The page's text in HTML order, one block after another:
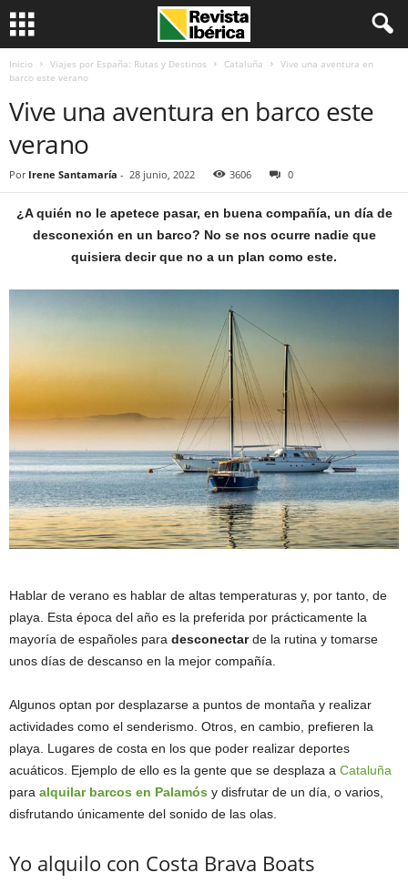
Inicio Viajes por España: Rutas y Destinos Cataluña
Vive una aventura en
barco este verano
Vive una aventura en barco este
verano
Por Irene Santamaría - 28 junio, 2022 3606 0
¿A quién no le apetece pasar, en buena compañía, un día de
desconexión en un barco? No se nos ocurre nadie que
quisiera decir que no a un plan como este.
Hablar de verano es hablar de altas temperaturas y, por tanto, de
playa. Esta época del año es la preferida por prácticamente la
mayoría de españoles para desconectarde la rutina y tomarse
unos días de descanso en la mejor compañía.
Algunos optan por desplazarse a puntos de montaña y realizar
actividades como el senderismo. Otros, en cambio, prefieren la
playa. Lugares de costa en los que poder realizar deportes
acuáticos. Ejemplo de ello es la gente que se desplaza a Cataluña
para alquilar barcos en Palamós y disfrutar de un día, o varios,
disfrutando únicamente del sonido de las olas.
Yo alquilo con Costa Brava Boats